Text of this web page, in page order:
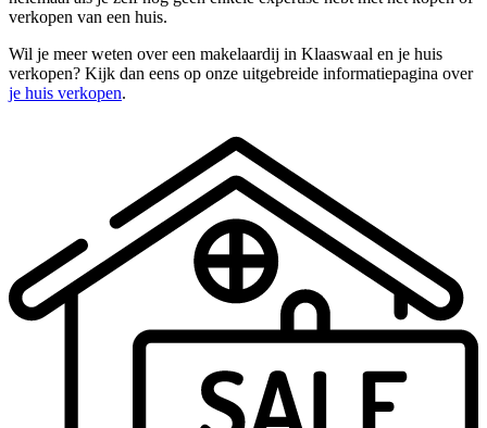
verkopen van een huis.
Wil je meer weten over een makelaardij in Klaaswaal en je huis
verkopen? Kijk dan eens op onze uitgebreide informatiepagina over
je huis verkopen.